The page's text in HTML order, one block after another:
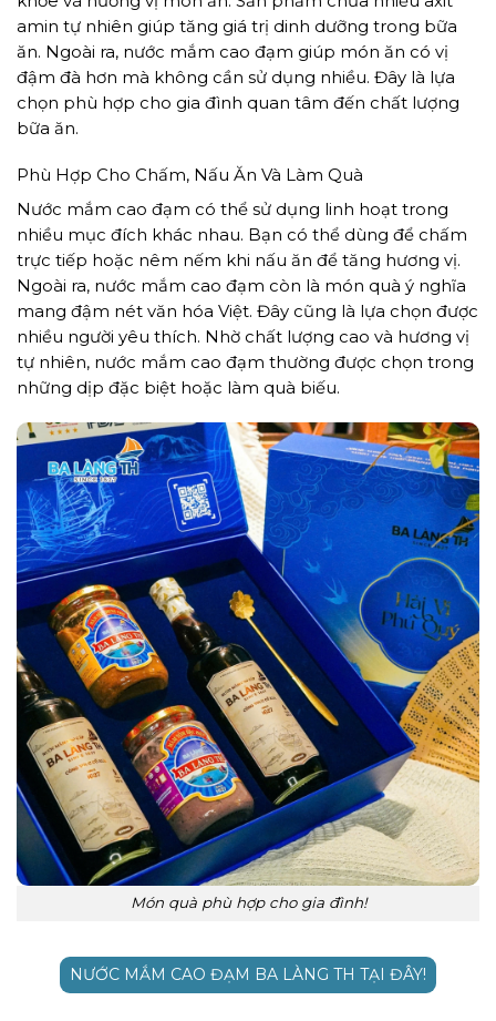
amin tự nhiên giúp tăng giá trị dinh dưỡng trong bữa
ăn. Ngoài ra, nước mắm cao đạm giúp món ăn có vị
đậm đà hơn mà không cần sử dụng nhiều. Đây là lựa
chọn phù hợp cho gia đình quan tâm đến chất lượng
bữa ăn.
Phù Hợp Cho Chấm, Nấu Ăn Và Làm Quà
Nước mắm cao đạm có thể sử dụng linh hoạt trong
nhiều mục đích khác nhau. Bạn có thể dùng để chấm
trực tiếp hoặc nêm nếm khi nấu ăn để tăng hương vị.
Ngoài ra, nước mắm cao đạm còn là món quà ý nghĩa
mang đậm nét văn hóa Việt. Đây cũng là lựa chọn được
nhiều người yêu thích. Nhờ chất lượng cao và hương vị
tự nhiên, nước mắm cao đạm thường được chọn trong
những dịp đặc biệt hoặc làm quà biếu.
Món quà phù hợp cho gia đình!
NƯỚC MẮM CAO ĐẠM BA LÀNG TH TẠI ĐÂY!